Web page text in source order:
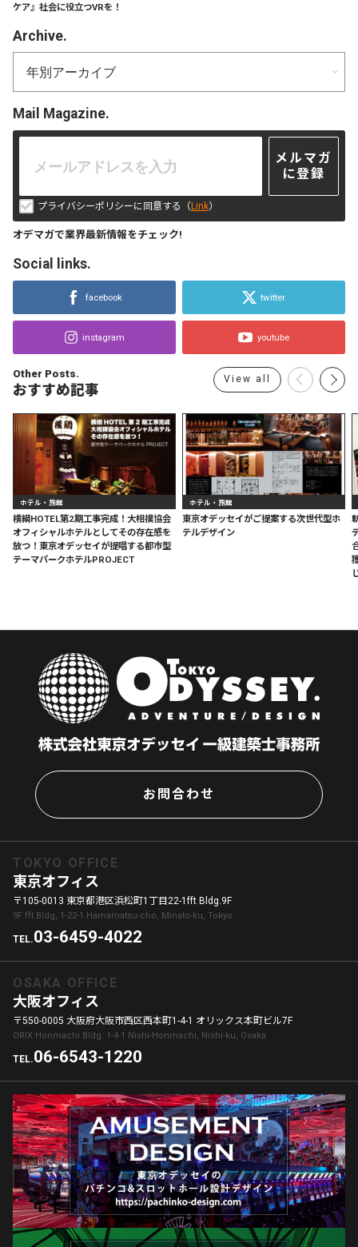
ケア』社会に役立つVRを！
Archive.
Mail Magazine.
メルマガ
に登録
プライバシーポリシーに同意する（Link）
オデマガで業界最新情報をチェック!
Social links.
facebook twitter
instagram youtube
Other Posts.
おすすめ記事
ホテル・旅館
横綱HOTEL第2期工事完成！大相撲協会
オフィシャルホテルとしてその存在感を
放つ！東京オデッセイが提唱する都市型
テーマパークホテルPROJECT
ホテル・旅館
東京オデッセイがご提案する次世代型ホ
テルデザイン
View all
お問合わせ
TOKYO OFFICE
東京オフィス
〒105-0013 東京都港区浜松町1丁目22-1fft Bldg.9F
9F fft Bldg, 1-22-1 Hamamatsu-cho, Minato-ku, Tokyo
TEL.03-6459-4022
OSAKA OFFICE
大阪オフィス
〒550-0005 大阪府大阪市西区西本町1-4-1 オリックス本町ビル7F
ORIX Honmachi Bldg. 1-4-1 Nishi-Honmachi, Nishi-ku, Osaka
TEL.06-6543-1220